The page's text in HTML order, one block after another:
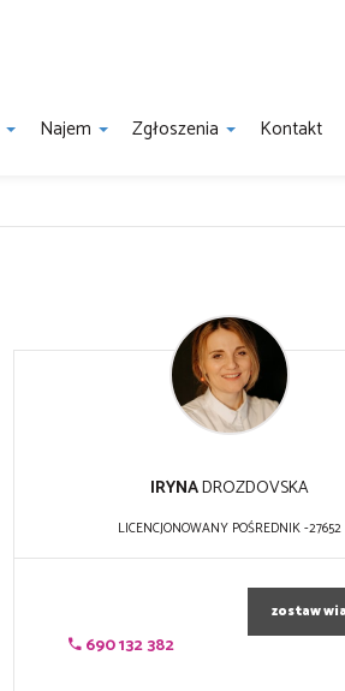
Najem Zgłoszenia Kontakt
IRYNADROZDOVSKA
LICENCJONOWANY POŚREDNIK -27652
690 132 382
zostaw